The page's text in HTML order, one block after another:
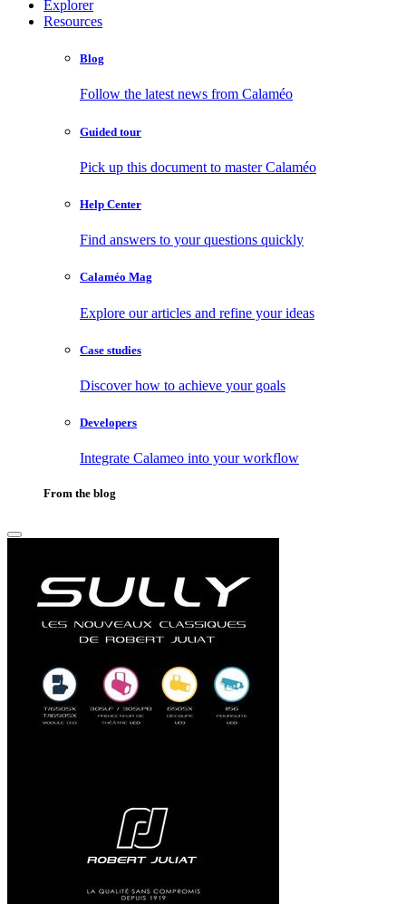
Explorer
Resources
Blog
Follow the latest news from Calaméo
Guided tour
Pick up this document to master Calaméo
Help Center
Find answers to your questions quickly
Calaméo Mag
Explore our articles and refine your ideas
Case studies
Discover how to achieve your goals
Developers
Integrate Calameo into your workflow
From the blog